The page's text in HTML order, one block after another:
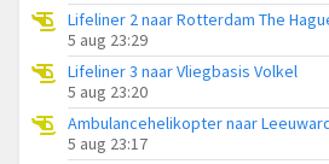
Lifeliner 2 naar Rotterdam The
5 aug 23:29
Lifeliner 3 naar Vliegbasis Volkel
5 aug 23:20
5 aug 23:17